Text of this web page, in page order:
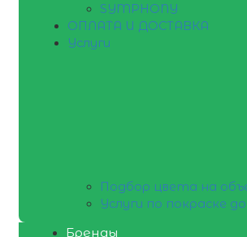
SYMPHONY
ОПЛАТА И ДОСТАВКА
Услуги
Подбор цвета на
Услуги по покраске
Бренды